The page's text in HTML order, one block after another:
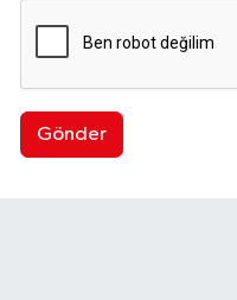
Gönder